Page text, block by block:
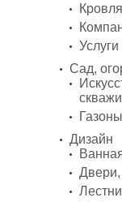
Кровля
Услуги
Сад,
Газоны
Дизайн
Двери,